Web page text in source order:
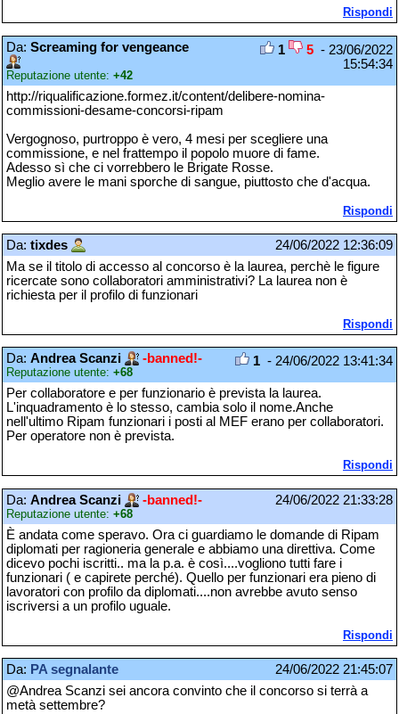
Rispondi
Da: Screaming for vengeance
Reputazione utente: +42
1 5 - 23/06/2022
15:54:34
http://riqualificazione.formez.it/content/delibere-nomina-
commissioni-desame-concorsi-ripam
Vergognoso, purtroppo è vero, 4 mesi per scegliere una
commissione, e nel frattempo il popolo muore di fame.
Adesso sì che ci vorrebbero le Brigate Rosse.
Meglio avere le mani sporche di sangue, piuttosto che d'acqua.
Rispondi
Da: tixdes
24/06/2022 12:36:09
Ma se il titolo di accesso al concorso è la laurea, perchè le figure
ricercate sono collaboratori amministrativi? La laurea non è
richiesta per il profilo di funzionari
Rispondi
Da: Andrea Scanzi -banned!-
Reputazione utente: +68
1 - 24/06/2022 13:41:34
Per collaboratore e per funzionario è prevista la laurea.
L'inquadramento è lo stesso, cambia solo il nome.Anche
nell'ultimo Ripam funzionari i posti al MEF erano per collaboratori.
Per operatore non è prevista.
Rispondi
Da: Andrea Scanzi -banned!-
Reputazione utente: +68
24/06/2022 21:33:28
È andata come speravo. Ora ci guardiamo le domande di Ripam
diplomati per ragioneria generale e abbiamo una direttiva. Come
dicevo pochi iscritti.. ma la p.a. è così....vogliono tutti fare i
funzionari ( e capirete perché). Quello per funzionari era pieno di
lavoratori con profilo da diplomati....non avrebbe avuto senso
iscriversi a un profilo uguale.
Rispondi
Da: PA segnalante
24/06/2022 21:45:07
@Andrea Scanzi sei ancora convinto che il concorso si terrà a
metà settembre?